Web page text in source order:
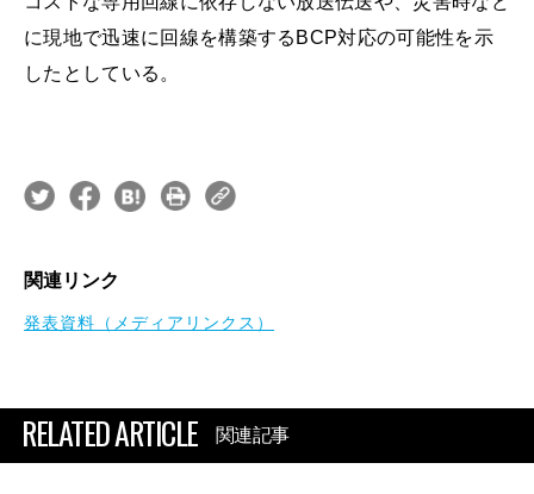
に現地で迅速に回線を構築するBCP対応の可能性を示
したとしている。
関連リンク
発表資料（メディアリンクス）
RELATED ARTICLE 関連記事